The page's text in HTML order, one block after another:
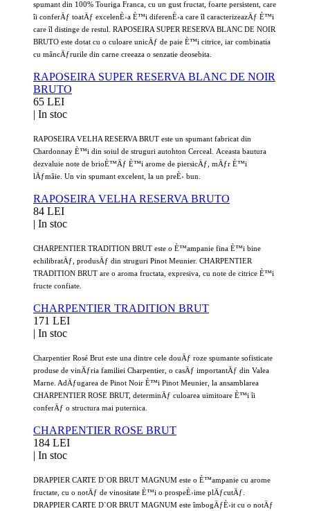
spumant din 100% Touriga Franca, cu un gust fructat, foarte persistent, care
îi conferÄƒ toatÄƒ excelenÈ›a È™i diferenÈ›a care îl caracterizeazÄƒ È™i
care îl distinge de restul. RAPOSEIRA SUPER RESERVA BLANC DE NOIR
BRUTO este dotat cu o culoare unicÄƒ de paie È™i citrice, iar combinatia
cu mâncÄƒrurile din carne creeaza o senzatie deosebita.
RAPOSEIRA SUPER RESERVA BLANC DE NOIR
BRUTO
65 LEI
| In stoc
RAPOSEIRA VELHA RESERVA BRUT este un spumant fabricat din
Chardonnay È™i din soiul de struguri autohton Cerceal.
Aceasta bautura
dezvaluie note de brioÈ™Äƒ È™i arome de piersicÄƒ, mÄƒr È™i
lÄƒmâie. Un vin spumant excelent, la un preÈ› bun.
RAPOSEIRA VELHA RESERVA BRUTO
84 LEI
| In stoc
CHARPENTIER TRADITION BRUT este o È™ampanie fina È™i bine
echilibratÄƒ, produsÄƒ din struguri Pinot Meunier. CHARPENTIER
TRADITION BRUT are o aroma fructata, expresiva, cu note de citrice È™i
fructe confiate.
CHARPENTIER TRADITION BRUT
171 LEI
| In stoc
Charpentier Rosé Brut este una dintre cele douÄƒ roze spumante sofisticate
produse de vinÄƒria familiei Charpentier, o casÄƒ importantÄƒ din Valea
Marne. AdÄƒugarea de Pinot Noir È™i Pinot Meunier, la ansamblarea
CHARPENTIER ROSE BRUT, determinÄƒ culoarea uimitoare È™i îi
conferÄƒ o structura mai puternica.
CHARPENTIER ROSE BRUT
184 LEI
| In stoc
DRAPPIER CARTE D`OR BRUT MAGNUM este o È™ampanie cu arome
fructate, cu o notÄƒ de vinositate È™i o prospeÈ›ime plÄƒcutÄƒ.
DRAPPIER CARTE D`OR BRUT MAGNUM este îmbogÄƒÈ›it cu o notÄƒ